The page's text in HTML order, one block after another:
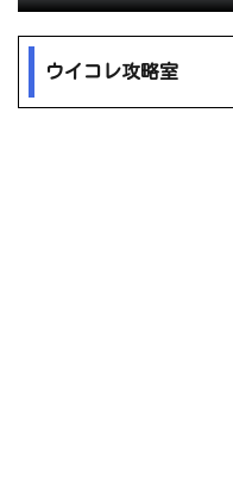
ウイコレ攻略室